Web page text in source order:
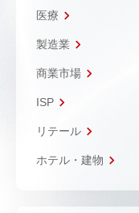
医療
製造業
商業市場
ISP
リテール
ホテル・建物